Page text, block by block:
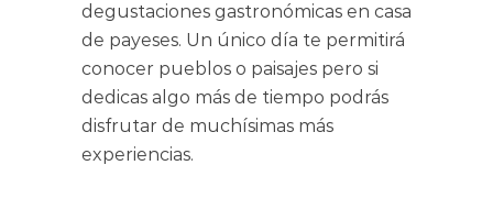
degustaciones gastronómicas en casa
de payeses. Un único día te permitirá
conocer pueblos o paisajes pero si
dedicas algo más de tiempo podrás
disfrutar de muchísimas más
experiencias.